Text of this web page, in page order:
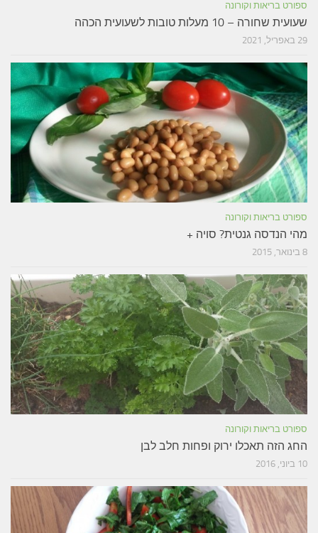
ספורט בריאות וקורונה
שעועית שחורה – 10 מעלות טובות לשעועית הכהה
29 באפריל, 2021
ספורט בריאות וקורונה
מהי הנדסה גנטית? סויה +
8 בינואר, 2015
ספורט בריאות וקורונה
החג הזה תאכלו ירוק ופחות חלב לבן
10 ביוני, 2016